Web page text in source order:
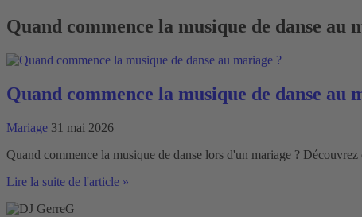
Quand commence la musique de danse au
Quand commence la musique de danse au
Mariage 31 mai 2026
Quand commence la musique de danse lors d'un mariage ?
Quand
la
Lire la suite de l'article »